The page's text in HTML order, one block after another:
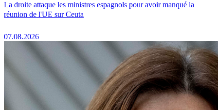
La droite attaque les ministres espagnols pour avoir manqué la
réunion de l'UE sur Ceuta
07.08.2026